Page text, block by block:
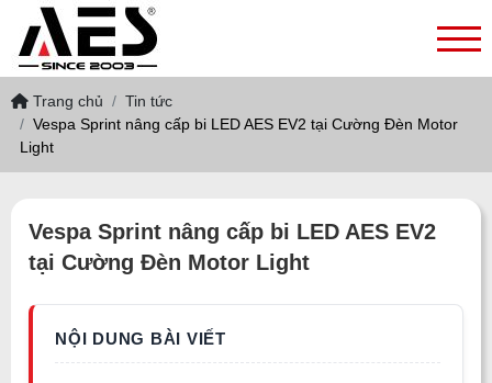
Trang chủ
Tin tức
Vespa Sprint nâng cấp bi LED AES EV2 tại Cường Đèn Motor
Light
Vespa Sprint nâng cấp bi LED AES EV2
tại Cường Đèn Motor Light